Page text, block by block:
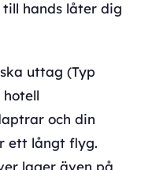
till hands låter dig
uttag (Typ
hotell
och din
ett långt flyg.
lager även på